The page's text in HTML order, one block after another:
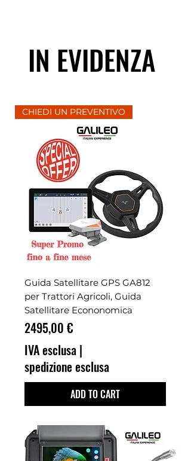
IN EVIDENZA
CHIEDI UN PREVENTIVO
Guida Satellitare GPS GA812
per Trattori Agricoli, Guida
Satellitare Econonomica
Prezzo
2495,00 €
IVA esclusa |
spedizione esclusa
ADD TO CART